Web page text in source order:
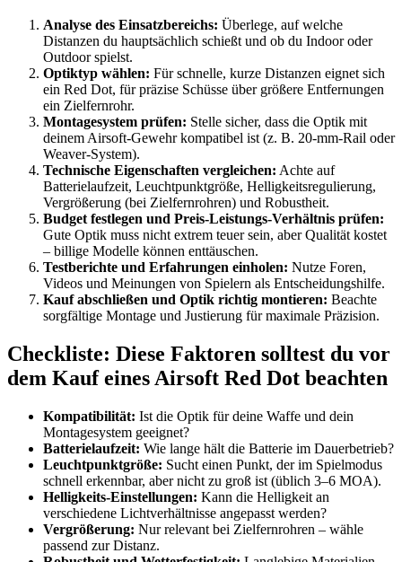
Analyse des Einsatzbereichs: Überlege, auf welche
Distanzen du hauptsächlich schießt und ob du Indoor oder
Outdoor spielst.
Optiktyp wählen: Für schnelle, kurze Distanzen eignet sich
ein Red Dot, für präzise Schüsse über größere Entfernungen
ein Zielfernrohr.
Montagesystem prüfen: Stelle sicher, dass die Optik mit
deinem Airsoft-Gewehr kompatibel ist (z. B. 20-mm-Rail oder
Weaver-System).
Technische Eigenschaften vergleichen: Achte auf
Batterielaufzeit, Leuchtpunktgröße, Helligkeitsregulierung,
Vergrößerung (bei Zielfernrohren) und Robustheit.
Budget festlegen und Preis-Leistungs-Verhältnis prüfen:
Gute Optik muss nicht extrem teuer sein, aber Qualität kostet
– billige Modelle können enttäuschen.
Testberichte und Erfahrungen einholen: Nutze Foren,
Videos und Meinungen von Spielern als Entscheidungshilfe.
Kauf abschließen und Optik richtig montieren: Beachte
sorgfältige Montage und Justierung für maximale Präzision.
Checkliste: Diese Faktoren solltest du vor
dem Kauf eines Airsoft Red Dot beachten
Kompatibilität: Ist die Optik für deine Waffe und dein
Montagesystem geeignet?
Batterielaufzeit: Wie lange hält die Batterie im Dauerbetrieb?
Leuchtpunktgröße: Sucht einen Punkt, der im Spielmodus
schnell erkennbar, aber nicht zu groß ist (üblich 3–6 MOA).
Helligkeits-Einstellungen: Kann die Helligkeit an
verschiedene Lichtverhältnisse angepasst werden?
Vergrößerung: Nur relevant bei Zielfernrohren – wähle
passend zur Distanz.